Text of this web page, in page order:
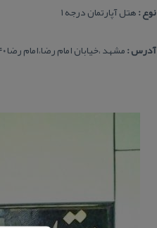
نوع :هتل آپارتمان درجه ۱
آدرس :مشهد ،خیابان امام رضا،امام رضا ۴۰، بعد از چهار راه اول